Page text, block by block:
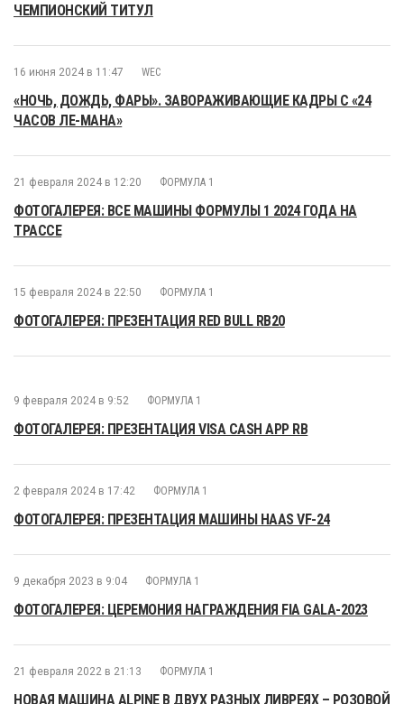
ЧЕМПИОНСКИЙ ТИТУЛ
16 июня 2024 в 11:47 WEC
«НОЧЬ, ДОЖДЬ, ФАРЫ». ЗАВОРАЖИВАЮЩИЕ КАДРЫ С «24
ЧАСОВ ЛЕ-МАНА»
21 февраля 2024 в 12:20 ФОРМУЛА 1
ФОТОГАЛЕРЕЯ: ВСЕ МАШИНЫ ФОРМУЛЫ 1 2024 ГОДА НА
ТРАССЕ
15 февраля 2024 в 22:50 ФОРМУЛА 1
ФОТОГАЛЕРЕЯ: ПРЕЗЕНТАЦИЯ RED BULL RB20
9 февраля 2024 в 9:52 ФОРМУЛА 1
ФОТОГАЛЕРЕЯ: ПРЕЗЕНТАЦИЯ VISA CASH APP RB
2 февраля 2024 в 17:42 ФОРМУЛА 1
ФОТОГАЛЕРЕЯ: ПРЕЗЕНТАЦИЯ МАШИНЫ HAAS VF-24
9 декабря 2023 в 9:04 ФОРМУЛА 1
ФОТОГАЛЕРЕЯ: ЦЕРЕМОНИЯ НАГРАЖДЕНИЯ FIA GALA-2023
21 февраля 2022 в 21:13 ФОРМУЛА 1
НОВАЯ МАШИНА ALPINE В ДВУХ РАЗНЫХ ЛИВРЕЯХ – РОЗОВОЙ